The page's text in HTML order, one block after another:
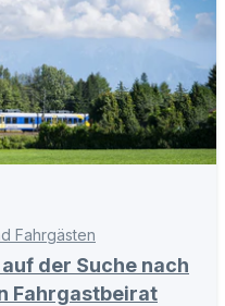
Fahrgästen
der Suche nach
Fahrgastbeirat